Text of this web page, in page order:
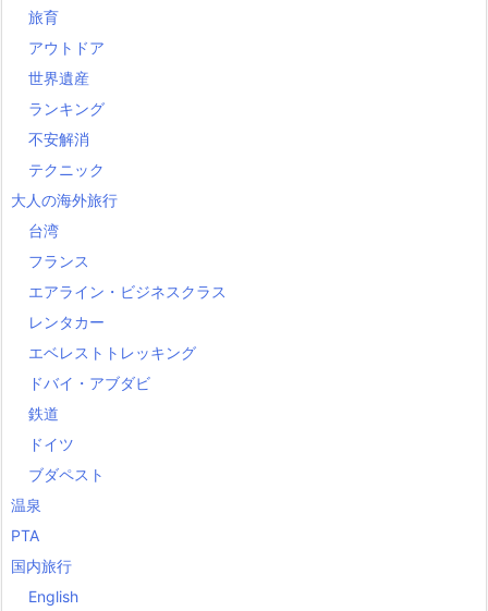
旅育
アウトドア
世界遺産
ランキング
不安解消
テクニック
大人の海外旅行
台湾
フランス
エアライン・ビジネスクラス
レンタカー
エベレストトレッキング
ドバイ・アブダビ
鉄道
ドイツ
ブダペスト
温泉
PTA
国内旅行
English